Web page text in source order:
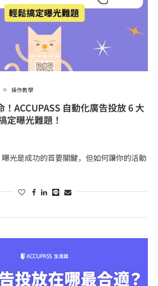
操作教學
ACCUPASS 自動化廣告投放 6 大
定曝光難題！
光是成功的首要關鍵，但如何讓你的活動